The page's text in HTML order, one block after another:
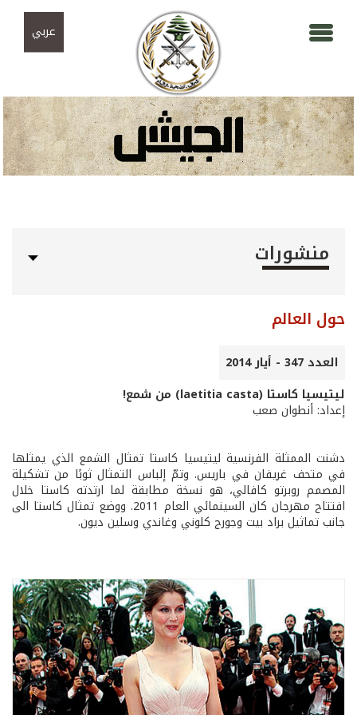
عربي
منشورات
حول العالم
العدد 347 - أيار 2014
ليتيسيا كاستا (laetitia casta) من شمع!
إعداد: أنطوان صعب
دشنت الممثلة الفرنسية ليتيسيا كاستا تمثال الشمع الذي يمثلها
في متحف غريفان في باريس. وتمّ إلباس التمثال ثوبًا من تشكيلة
المصمم روبرتو كافالي، هو نسخة مطابقة لما ارتدته كاستا خلال
افتتاح مهرجان كان السينمائي العام 2011. ووضع تمثال كاستا الى
جانب تماثيل براد بيت وجورج كلوني وغاندي وسلين ديون.